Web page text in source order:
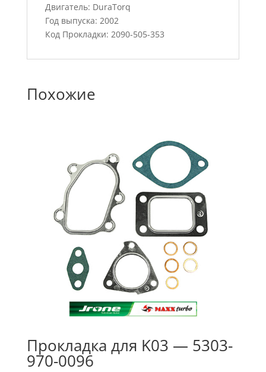
Двигатель: DuraTorq
Год выпуска: 2002
Код Прокладки: 2090-505-353
Похожие
Прокладка для K03 — 5303-
970-0096